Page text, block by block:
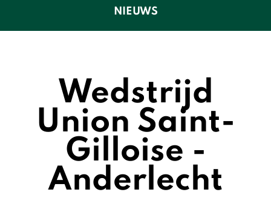
NIEUWS
Wedstrijd
Union Saint-
Gilloise -
Anderlecht